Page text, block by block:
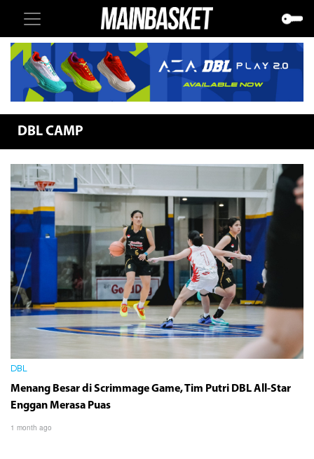
DBL CAMP
DBL
Menang Besar di Scrimmage Game, Tim Putri DBL All-Star
Enggan Merasa Puas
1 month ago